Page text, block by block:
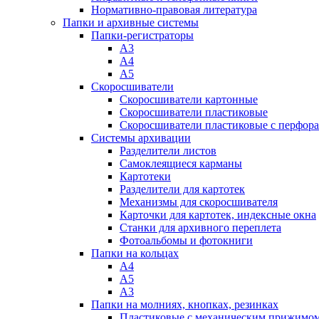
Нормативно-правовая литература
Папки и архивные системы
Папки-регистраторы
А3
А4
А5
Скоросшиватели
Скоросшиватели картонные
Скоросшиватели пластиковые
Скоросшиватели пластиковые с
Системы архивации
Разделители листов
Самоклеящиеся карманы
Картотеки
Разделители для картотек
Механизмы для скоросшивателя
Карточки для картотек, индексные окна
Станки для архивного переплета
Фотоальбомы и фотокниги
Папки на кольцах
А4
А5
А3
Папки на молниях, кнопках, резинках